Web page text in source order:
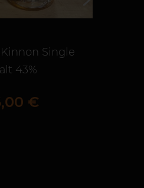
Single
43%
Prix
€